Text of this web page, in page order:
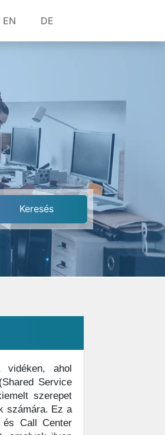
EN DE
vidéken, ahol
Service
szerepet
számára. Ez a
és Call Center